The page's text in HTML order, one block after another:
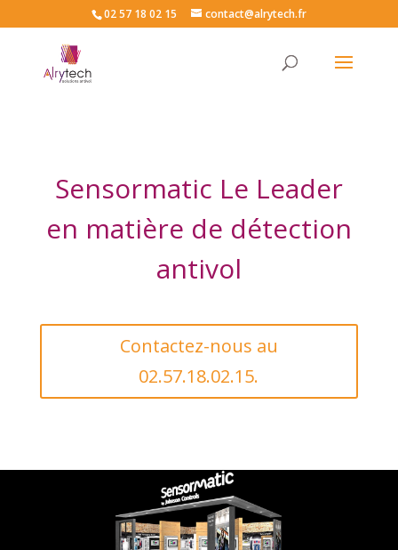
02 57 18 02 15 contact@alrytech.fr
Sensormatic Le Leader
en matière de détection
antivol
Contactez-nous au
02.57.18.02.15.